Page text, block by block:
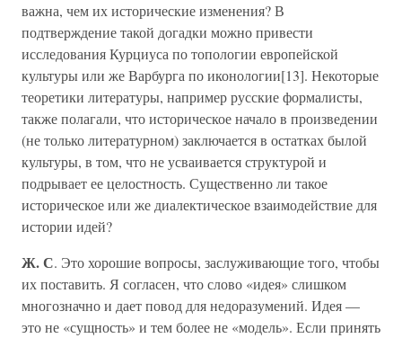
важна, чем их исторические изменения? В
подтверждение такой догадки можно привести
исследования Курциуса по топологии европейской
культуры или же Варбурга по иконологии[13]. Некоторые
теоретики литературы, например русские формалисты,
также полагали, что историческое начало в произведении
(не только литературном) заключается в остатках былой
культуры, в том, что не усваивается структурой и
подрывает ее целостность. Существенно ли такое
историческое или же диалектическое взаимодействие для
истории идей?
Ж. С. Это хорошие вопросы, заслуживающие того, чтобы
их поставить. Я согласен, что слово «идея» слишком
многозначно и дает повод для недоразумений. Идея —
это не «сущность» и тем более не «модель». Если принять